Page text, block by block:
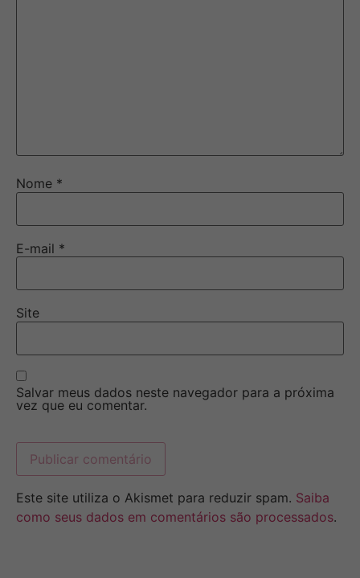
Nome *
E-mail *
Site
Salvar meus dados neste navegador para a próxima
vez que eu comentar.
Este site utiliza o Akismet para reduzir spam. Saiba
como seus dados em comentários são processados.